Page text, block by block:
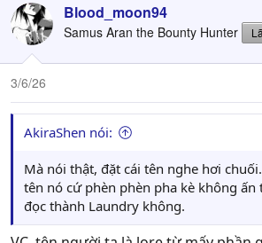
c
t
o
n
:
Blood_moon94
Samus Aran the Bounty Hunter
3/6/26
AkiraShen nói:
Mà nói thật, đặt cái tên nghe hơi
tên nó cứ phèn phèn pha kè không ấn
đọc thành Laundry không.